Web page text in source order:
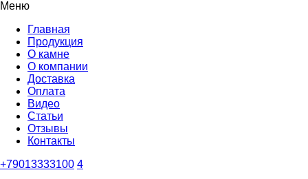
Меню
Главная
Продукция
О камне
О компании
Доставка
Оплата
Видео
Статьи
Отзывы
Контакты
+79013333100 4